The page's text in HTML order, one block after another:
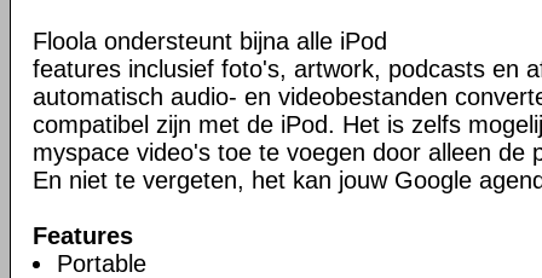
Floola ondersteunt bijna alle iPod
features inclusief foto's, artwork, podcasts en
automatisch audio- en videobestanden
compatibel zijn met de iPod. Het is zelfs
myspace video's toe te voegen door alleen de
En niet te vergeten, het kan jouw Google
Features
Portable